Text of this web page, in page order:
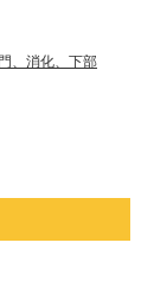
、消化、下部